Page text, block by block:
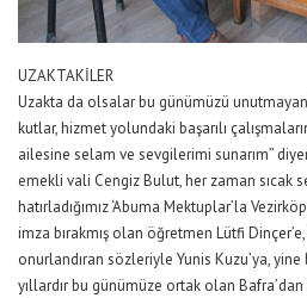
UZAKTAKİLER
Uzakta da olsalar bu günümüzü unutmayan
kutlar, hizmet yolundaki başarılı
ailesine selam ve sevgilerimi sunarım”
emekli vali Cengiz Bulut, her zaman sıcak
hatırladığımız ‘Abuma Mektuplar’la
imza bırakmış olan öğretmen Lütfi
onurlandıran sözleriyle Yunis Kuzu’ya,
yıllardır bu günümüze ortak olan